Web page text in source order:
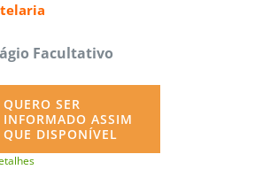
Facultativo
QUERO SER
INFORMADO ASSIM
QUE DISPONÍVEL